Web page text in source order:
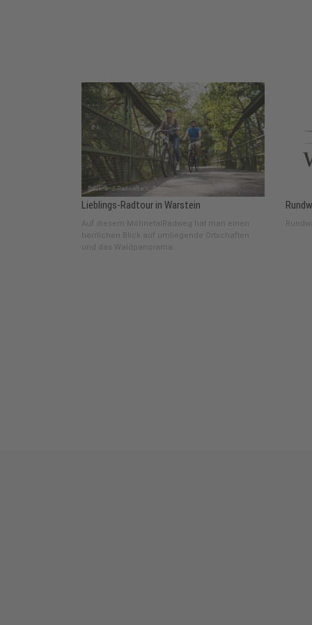
Lieblings-Radtour in Warstein
Auf diesem MöhnetalRadweg hat man einen
herrlichen Blick auf umliegende Ortschaften
und das Waldpanorama.